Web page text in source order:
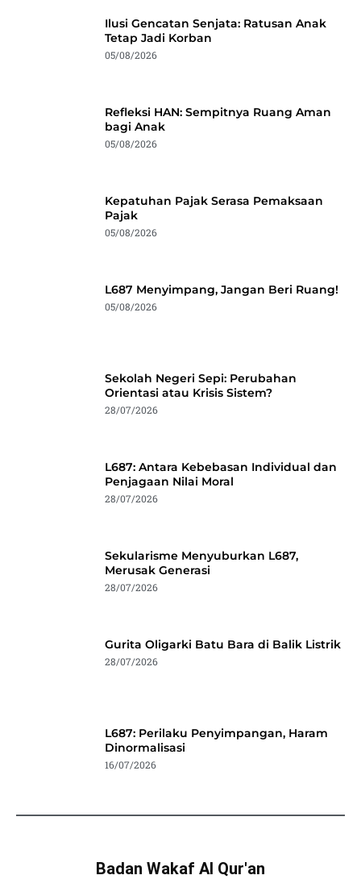
Ilusi Gencatan Senjata: Ratusan Anak
Tetap Jadi Korban
05/08/2026
Refleksi HAN: Sempitnya Ruang Aman
bagi Anak
05/08/2026
Kepatuhan Pajak Serasa Pemaksaan
Pajak
05/08/2026
L687 Menyimpang, Jangan Beri Ruang!
05/08/2026
Sekolah Negeri Sepi: Perubahan
Orientasi atau Krisis Sistem?
28/07/2026
L687: Antara Kebebasan Individual dan
Penjagaan Nilai Moral
28/07/2026
Sekularisme Menyuburkan L687,
Merusak Generasi
28/07/2026
Gurita Oligarki Batu Bara di Balik Listrik
28/07/2026
L687: Perilaku Penyimpangan, Haram
Dinormalisasi
16/07/2026
Badan Wakaf Al Qur'an